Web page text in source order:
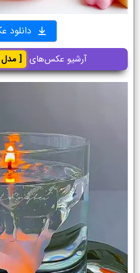
دانلود
آرشیو عکس‌های [